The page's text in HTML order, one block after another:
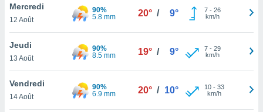
un
la
du
en
Mercredi
12 Août
90%
5.8 mm
20° / 9° 7- 26
km/h
Jeudi
13 Août
90%
8.5 mm
19° / 9° 7- 29
km/h
Vendredi
14 Août
90%
6.9 mm
20° / 10° 10- 33
km/h